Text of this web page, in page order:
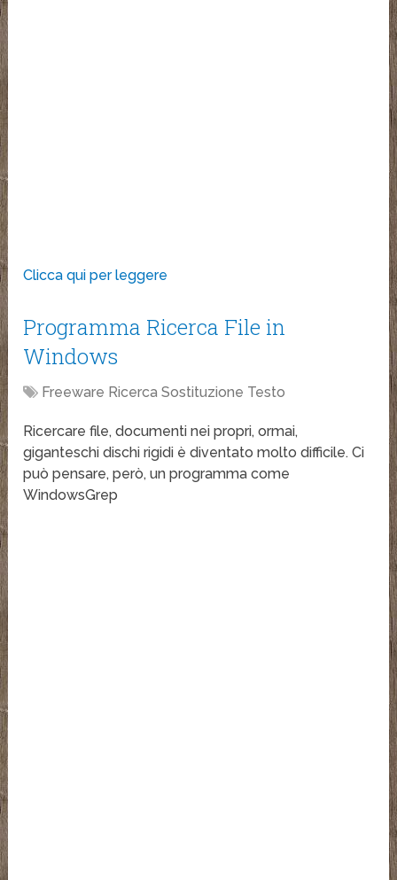
Clicca qui per leggere
Programma Ricerca File in
Windows
Freeware Ricerca Sostituzione Testo
Ricercare file, documenti nei propri, ormai,
giganteschi dischi rigidi è diventato molto difficile. Ci
può pensare, però, un programma come
WindowsGrep